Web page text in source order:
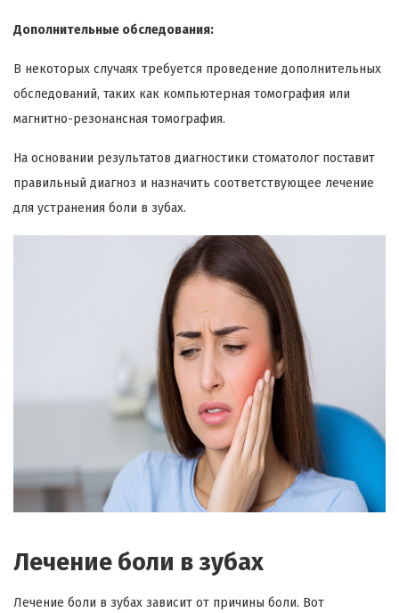
Дополнительные обследования:
В некоторых случаях требуется проведение дополнительных
обследований, таких как компьютерная томография или
магнитно-резонансная томография.
На основании результатов диагностики стоматолог поставит
правильный диагноз и назначить соответствующее лечение
для устранения боли в зубах.
Лечение боли в зубах
Лечение боли в зубах зависит от причины боли. Вот